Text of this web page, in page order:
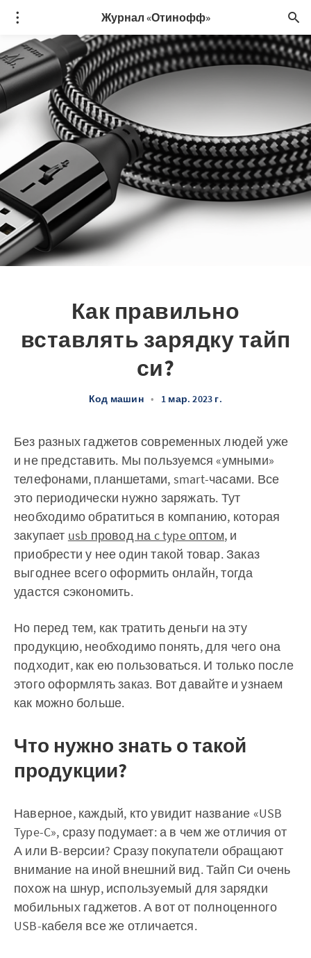
Журнал «Отинофф»
Как правильно
вставлять зарядку тайп
си?
Код машин • 1 мар. 2023 г.
Без разных гаджетов современных людей уже
и не представить. Мы пользуемся «умными»
телефонами, планшетами, smart-часами. Все
это периодически нужно заряжать. Тут
необходимо обратиться в компанию, которая
закупает usb провод на c type оптом, и
приобрести у нее один такой товар. Заказ
выгоднее всего оформить онлайн, тогда
удастся сэкономить.
Но перед тем, как тратить деньги на эту
продукцию, необходимо понять, для чего она
подходит, как ею пользоваться. И только после
этого оформлять заказ. Вот давайте и узнаем
как можно больше.
Что нужно знать о такой
продукции?
Наверное, каждый, кто увидит название «USB
Type-C», сразу подумает: а в чем же отличия от
А или В-версии? Сразу покупатели обращают
внимание на иной внешний вид. Тайп Си очень
похож на шнур, используемый для зарядки
мобильных гаджетов. А вот от полноценного
USB-кабеля все же отличается.